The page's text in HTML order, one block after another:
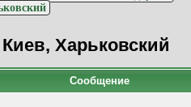
Харьковский
Сообщение